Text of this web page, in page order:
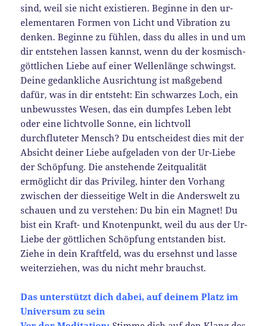
sind, weil sie nicht existieren. Beginne in den ur-
elementaren Formen von Licht und Vibration zu
denken. Beginne zu fühlen, dass du alles in und um
dir entstehen lassen kannst, wenn du der kosmisch-
göttlichen Liebe auf einer Wellenlänge schwingst.
Deine gedankliche Ausrichtung ist maßgebend
dafür, was in dir entsteht: Ein schwarzes Loch, ein
unbewusstes Wesen, das ein dumpfes Leben lebt
oder eine lichtvolle Sonne, ein lichtvoll
durchfluteter Mensch? Du entscheidest dies mit der
Absicht deiner Liebe aufgeladen von der Ur-Liebe
der Schöpfung. Die anstehende Zeitqualität
ermöglicht dir das Privileg, hinter den Vorhang
zwischen der diesseitige Welt in die Anderswelt zu
schauen und zu verstehen: Du bin ein Magnet! Du
bist ein Kraft- und Knotenpunkt, weil du aus der Ur-
Liebe der göttlichen Schöpfung entstanden bist.
Ziehe in dein Kraftfeld, was du ersehnst und lasse
weiterziehen, was du nicht mehr brauchst.
Das unterstützt dich dabei, auf deinem Platz im
Universum zu sein